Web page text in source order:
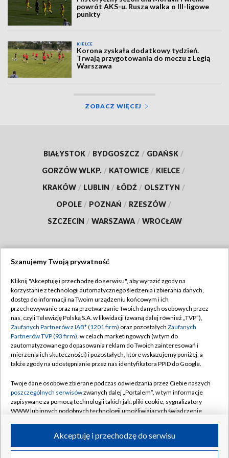
powrót AKS-u. Rusza walka o III-ligowe
punkty
KIELCE
Korona zyskała dodatkowy tydzień.
Trwają przygotowania do meczu z Legią
Warszawa
ZOBACZ WIĘCEJ
BIAŁYSTOK / BYDGOSZCZ / GDAŃSK /
GORZÓW WLKP. / KATOWICE / KIELCE /
KRAKÓW / LUBLIN / ŁÓDŹ / OLSZTYN /
OPOLE / POZNAŃ / RZESZÓW /
SZCZECIN / WARSZAWA / WROCŁAW
TVP
Abonament TVP
Emisja w TVP
Centrum informacji TVP
Naziemna Telewizja Cyfrowa
Rada Programowa
System NOS
Informacje o nadawcy
Program dla prasy
Regulamin TVP
Polityka prywatności
Moje zgody
Pomoc
Kontakt
Kanały
©2026 Telewizja Polska S.A. w likwidacji
Szanujemy Twoją prywatność
Kliknij "Akceptuję i przechodzę do serwisu", aby wyrazić zgody na
korzystanie z technologii automatycznego śledzenia i zbierania danych,
dostęp do informacji na Twoim urządzeniu końcowym i ich
przechowywanie oraz na przetwarzanie Twoich danych osobowych przez
nas, czyli Telewizję Polską S.A. w likwidacji (zwaną dalej również „TVP”),
Zaufanych Partnerów z IAB* (1201 firm) oraz pozostałych Zaufanych
Partnerów TVP (93 firm), w celach marketingowych (w tym do
zautomatyzowanego dopasowania reklam do Twoich zainteresowań i
mierzenia ich skuteczności) i pozostałych, które wskazujemy poniżej, a
także zgody na udostępnianie przez nas identyfikatora PPID do Google.
Twoje dane osobowe zbierane podczas odwiedzania przez Ciebie naszych
poszczególnych serwisówzwanych dalej „Portalem”, w tym informacje
zapisywane za pomocą technologii takich jak: pliki cookie, sygnalizatory
WWW lub innych podobnych technologii umożliwiających świadczenie
ruchu w Internecie.Akceptuję i przechodzę do serwisu